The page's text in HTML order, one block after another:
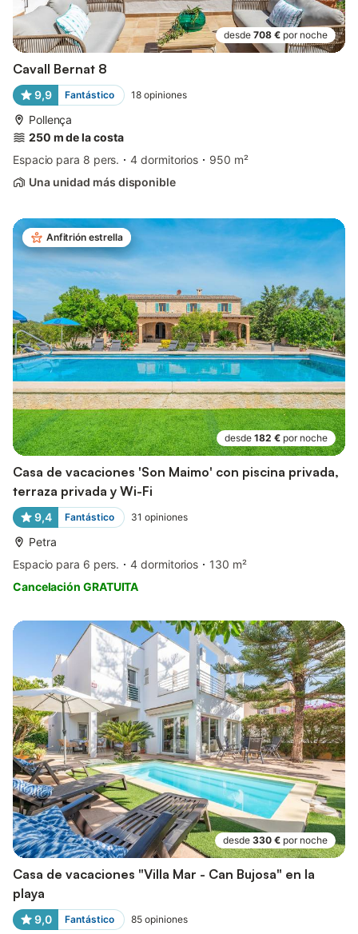
desde 708 € por noche
Cavall Bernat 8
9,9 Fantástico 18 opiniones
Pollença
250 m de la costa
Espacio para 8 pers.
4 dormitorios
950 m²
Una unidad más disponible
Anfitrión estrella
desde 182 € por noche
Casa de vacaciones 'Son Maimo' con piscina privada,
terraza privada y Wi-Fi
9,4 Fantástico 31 opiniones
Petra
Espacio para 6 pers.
4 dormitorios
130 m²
Cancelación GRATUITA
desde 330 € por noche
Casa de vacaciones "Villa Mar - Can Bujosa" en la
playa
9,0 Fantástico 85 opiniones